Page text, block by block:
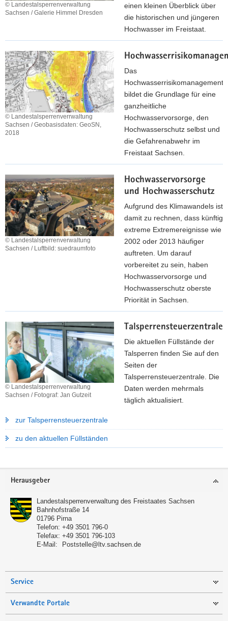
© Landestalsperrenverwaltung
Sachsen / Galerie Himmel Dresden
einen kleinen Überblick über
die historischen und jüngeren
Hochwasser im Freistaat.
e
h
r
z
u
H
o
w
a
s
s
e
r
n
© Landestalsperrenverrwaltung
Sachsen / Geobasisdaten: GeoSN,
2018
Das
Hochwasserrisikomanagement
bildet die Grundlage für eine
ganzheitliche
Hochwasservorsorge, den
Hochwasserschutz selbst und
die Gefahrenabwehr im
Freistaat Sachsen.
e
h
r
z
u
m
H
a
s
s
e
r
r
s
m
a
g
e
m
e
Hochwasservorsorge
und Hochwasserschutz
© Landestalsperrenverwaltung
Sachsen / Luftbild: suedraumfoto
Aufgrund des Klimawandels ist
damit zu rechnen, dass künftig
extreme Extremereignisse wie
2002 oder 2013 häufiger
auftreten. Um darauf
vorbereitet zu sein, haben
Hochwasservorsorge und
Hochwasserschutz oberste
Priorität in Sachsen.
h
r
z
u
H
o
h
s
e
v
o
g
e
Talsperrensteuerzentrale
© Landestalsperrenverwaltung
Sachsen / Fotograf: Jan Gutzeit
Die aktuellen Füllstände der
Talsperren finden Sie auf den
Seiten der
Talsperrensteuerzentrale. Die
Daten werden mehrmals
täglich aktualisiert.
zur Talsperrensteuerzentrale
zu den aktuellen Füllständen
Footer-
Herausgeber
Landestalsperrenverwaltung des Freistaates Sachsen
Bahnhofstraße 14
01796 Pirna
Telefon: +49 3501 796-0
Telefax: +49 3501 796-103
E-Mail:
Poststelle@ltv.sachsen.de
Service
Verwandte Portale